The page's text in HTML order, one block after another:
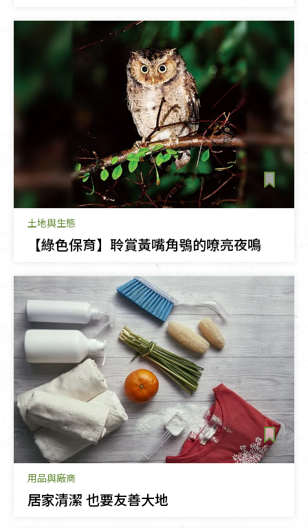
土地與生態
【綠色保育】聆賞黃嘴角鴞的嘹亮夜鳴
用品與廠商
居家清潔 也要友善大地